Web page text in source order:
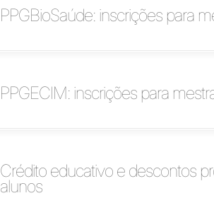
PPGBioSaúde: inscrições para
PPGECIM: inscrições para
Crédito educativo e descontos
alunos